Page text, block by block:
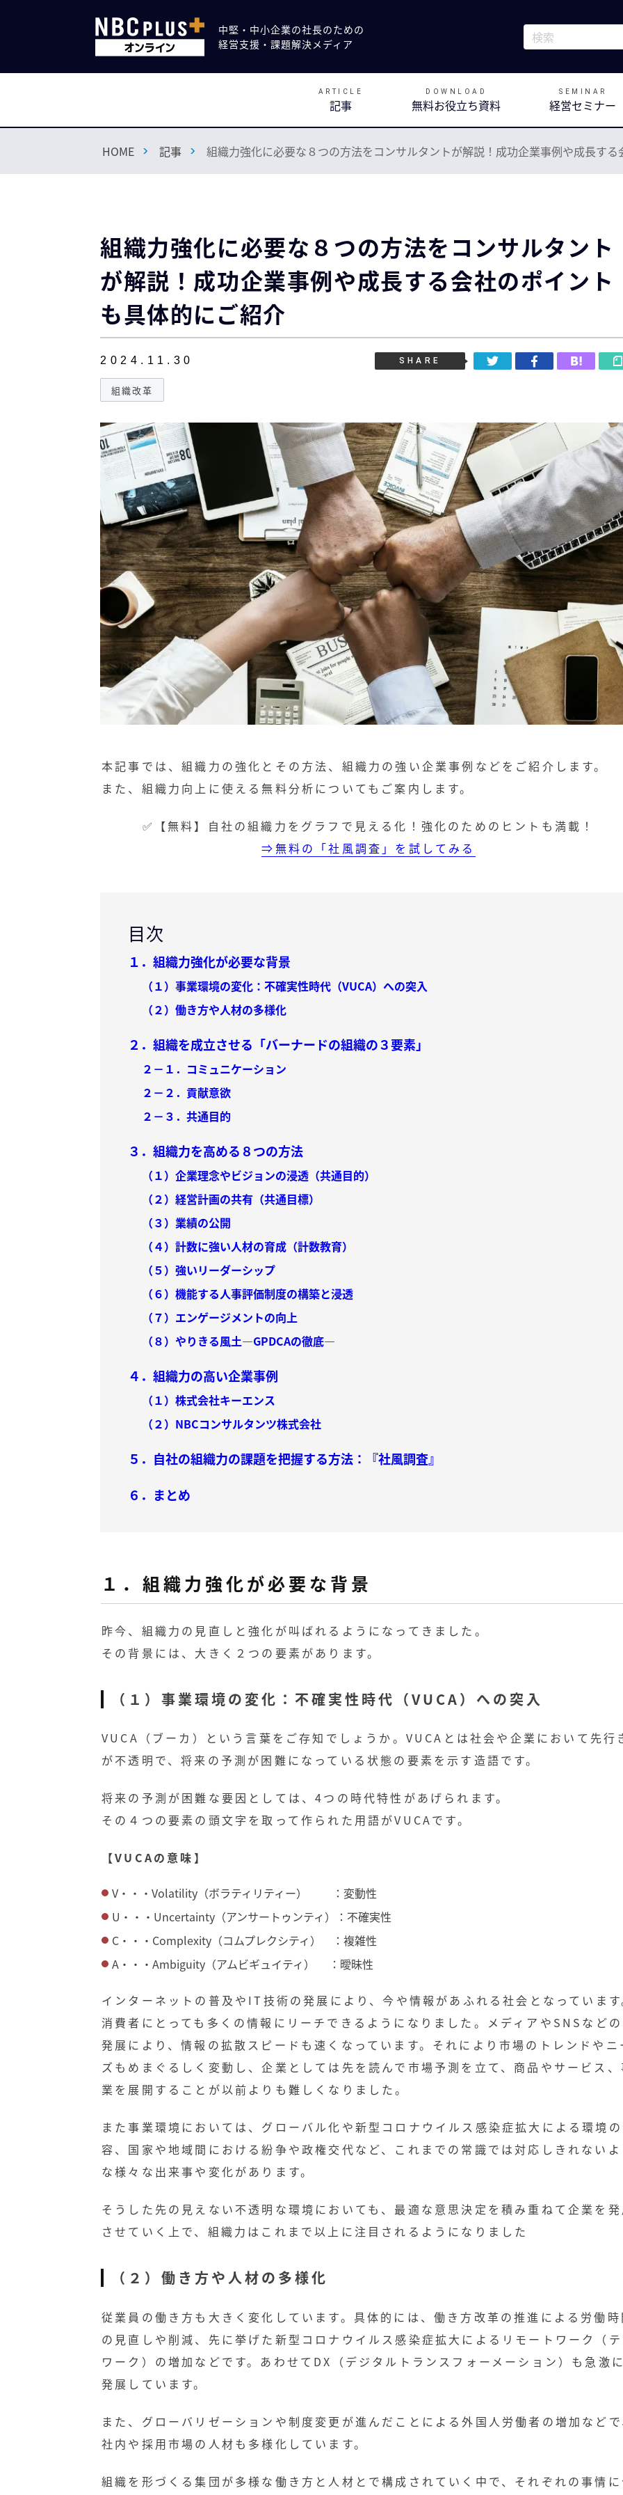
中堅・中小企業の社長のための
経営支援・課題解決メディア
これは、自動候
検索フィールドが
ARTICLE
記事
DOWNLOAD
無料お役立ち資料
SEMINAR
経営セミナー
HOME 記事 組織力強化に必要な８つの方法をコンサルタントが解説！成功企業事例や成長す
組織力強化に必要な８つの方法をコンサルタント
が解説！成功企業事例や成長する会社のポイント
も具体的にご紹介
2024.11.30
組織改革
SHARE
本記事では、組織力の強化とその方法、組織力の強い企業事例などをご紹介します。
また、組織力向上に使える無料分析についてもご案内します。
✅【無料】自社の組織力をグラフで見える化！強化のためのヒントも満載！
⇒無料の「社風調査」を試してみる
目次
１．組織力強化が必要な背景
（１）事業環境の変化：不確実性時代（VUCA）への突入
（２）働き方や人材の多様化
２．組織を成立させる「バーナードの組織の３要素」
２－１．コミュニケーション
２－２．貢献意欲
２－３．共通目的
３．組織力を高める８つの方法
（１）企業理念やビジョンの浸透（共通目的）
（２）経営計画の共有（共通目標）
（３）業績の公開
（４）計数に強い人材の育成（計数教育）
（５）強いリーダーシップ
（６）機能する人事評価制度の構築と浸透
（７）エンゲージメントの向上
（８）やりきる風土―GPDCAの徹底―
４．組織力の高い企業事例
（１）株式会社キーエンス
（２）NBCコンサルタンツ株式会社
５．自社の組織力の課題を把握する方法：『社風調査』
６．まとめ
１．組織力強化が必要な背景
昨今、組織力の見直しと強化が叫ばれるようになってきました。
その背景には、大きく２つの要素があります。
（１）事業環境の変化：不確実性時代（VUCA）への突入
VUCA（ブーカ）という言葉をご存知でしょうか。 VUCAとは社会や企業において先行
が不透明で、将来の予測が困難になっている状態の要素を示す造語です。
将来の予測が困難な要因としては、4つの時代特性があげられます。
その４つの要素の頭文字を取って作られた用語がVUCAです。
【VUCAの意味】
V・・・Volatility（ボラティリティー） ：変動性
U・・・Uncertainty（アンサートゥンティ）：不確実性
C・・・Complexity（コムプレクシティ） ：複雑性
A・・・Ambiguity（アムビギュイティ） ：曖昧性
インターネットの普及やIT技術の発展により、今や情報があふれる社会となっていま
消費者にとっても多くの情報にリーチできるようになりました。メディアやSNSなどの
発展により、情報の拡散スピードも速くなっています。それにより市場のトレンドやニ
ズもめまぐるしく変動し、企業としては先を読んで市場予測を立て、商品やサービス
業を展開することが以前よりも難しくなりました。
また事業環境においては、グローバル化や新型コロナウイルス感染症拡大による環境
容、国家や地域間における紛争や政権交代など、これまでの常識では対応しきれない
な様々な出来事や変化があります。
そうした先の見えない不透明な環境においても、最適な意思決定を積み重ねて企業を
させていく上で、組織力はこれまで以上に注目されるようになりました
（２）働き方や人材の多様化
従業員の働き方も大きく変化しています。具体的には、働き方改革の推進による労働
の見直しや削減、先に挙げた新型コロナウイルス感染症拡大によるリモートワーク（
ワーク）の増加などです。あわせてDX（デジタルトランスフォーメーション）も急激
発展しています。
また、グローバリゼーションや制度変更が進んだことによる外国人労働者の増加など
社内や採用市場の人材も多様化しています。
組織を形づくる集団が多様な働き方と人材とで構成されていく中で、それぞれの事情